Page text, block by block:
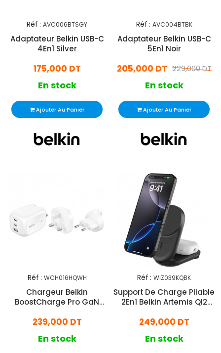
Réf : AVC006BTSGY
Adaptateur Belkin USB-C
4En1 Silver
175,000 DT
En stock
Ajouter Au Panier
Réf : AVC004BTBK
Adaptateur Belkin USB-C
5En1 Noir
229,000 DT
205,000 DT
En stock
Ajouter Au Panier
Réf : WCH016HQWH
Chargeur Belkin
BoostCharge Pro GaN
Voyage
239,000 DT
En stock
Réf : WIZ039KQBK
Support De Charge Pliable
2En1 Belkin Artemis QI2
249,000 DT
En stock